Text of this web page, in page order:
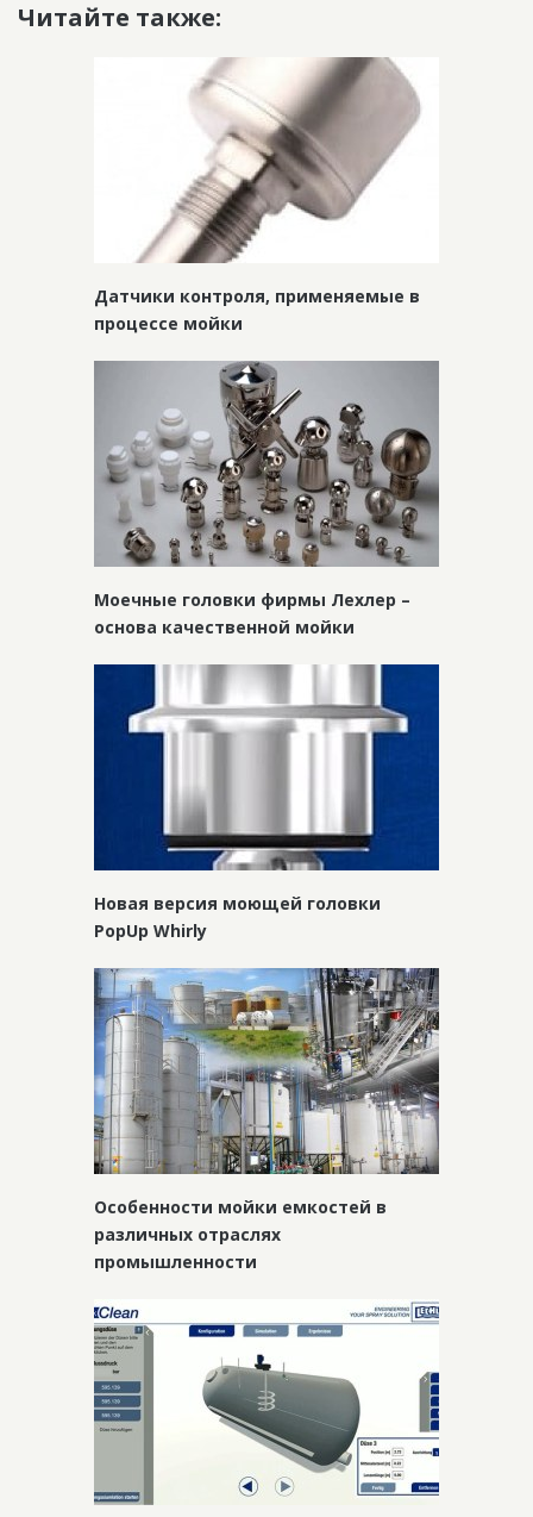
Читайте также:
Датчики контроля, применяемые в
процессе мойки
Моечные головки фирмы Лехлер –
основа качественной мойки
Новая версия моющей головки
PopUp Whirly
Особенности мойки емкостей в
различных отраслях
промышленности